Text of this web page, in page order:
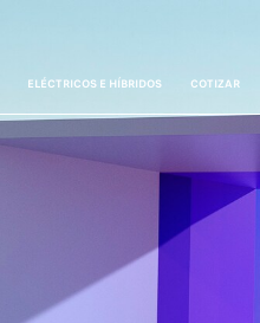
ELÉCTRICOS E HÍBRIDOS COTIZAR